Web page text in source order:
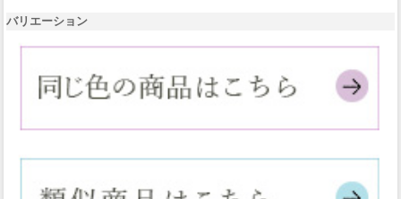
バリエーション